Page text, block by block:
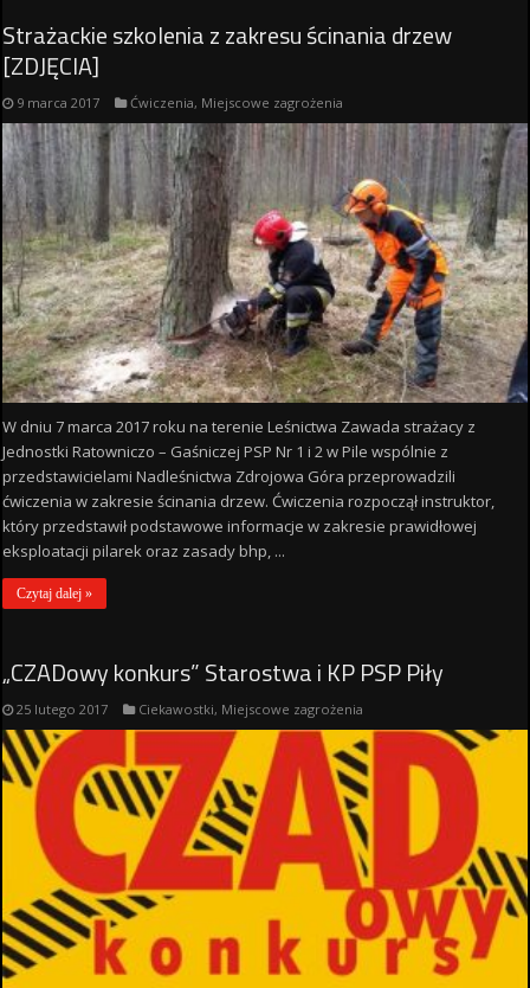
Strażackie szkolenia z zakresu ścinania drzew
[ZDJĘCIA]
9 marca 2017 Ćwiczenia, Miejscowe zagrożenia
W dniu 7 marca 2017 roku na terenie Leśnictwa Zawada strażacy z
Jednostki Ratowniczo – Gaśniczej PSP Nr 1 i 2 w Pile wspólnie z
przedstawicielami Nadleśnictwa Zdrojowa Góra przeprowadzili
ćwiczenia w zakresie ścinania drzew. Ćwiczenia rozpoczął instruktor,
który przedstawił podstawowe informacje w zakresie prawidłowej
eksploatacji pilarek oraz zasady bhp, ...
Czytaj dalej »
„CZADowy konkurs” Starostwa i KP PSP Piły
25 lutego 2017 Ciekawostki, Miejscowe zagrożenia